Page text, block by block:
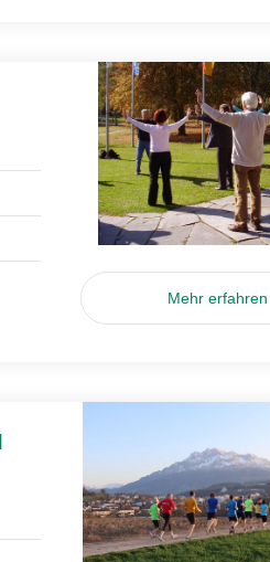
Mehr erfahren